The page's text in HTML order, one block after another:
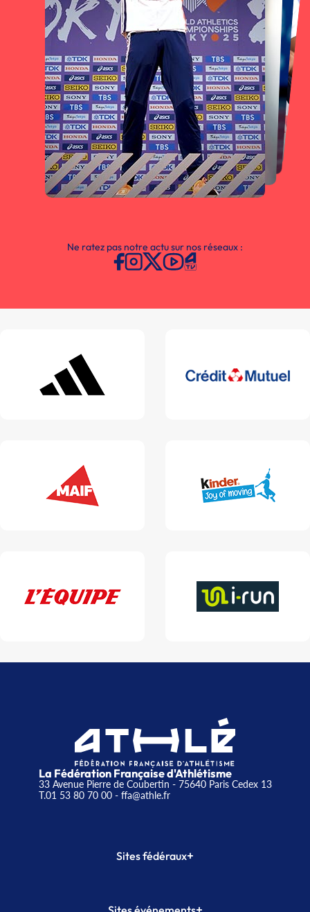
Ne ratez pas notre actu sur nos réseaux :
La Fédération Française d'Athlétisme
33 Avenue Pierre de Coubertin - 75640 Paris Cedex 13
T.01 53 80 70 00- ffa@athle.fr
Sites fédéraux+